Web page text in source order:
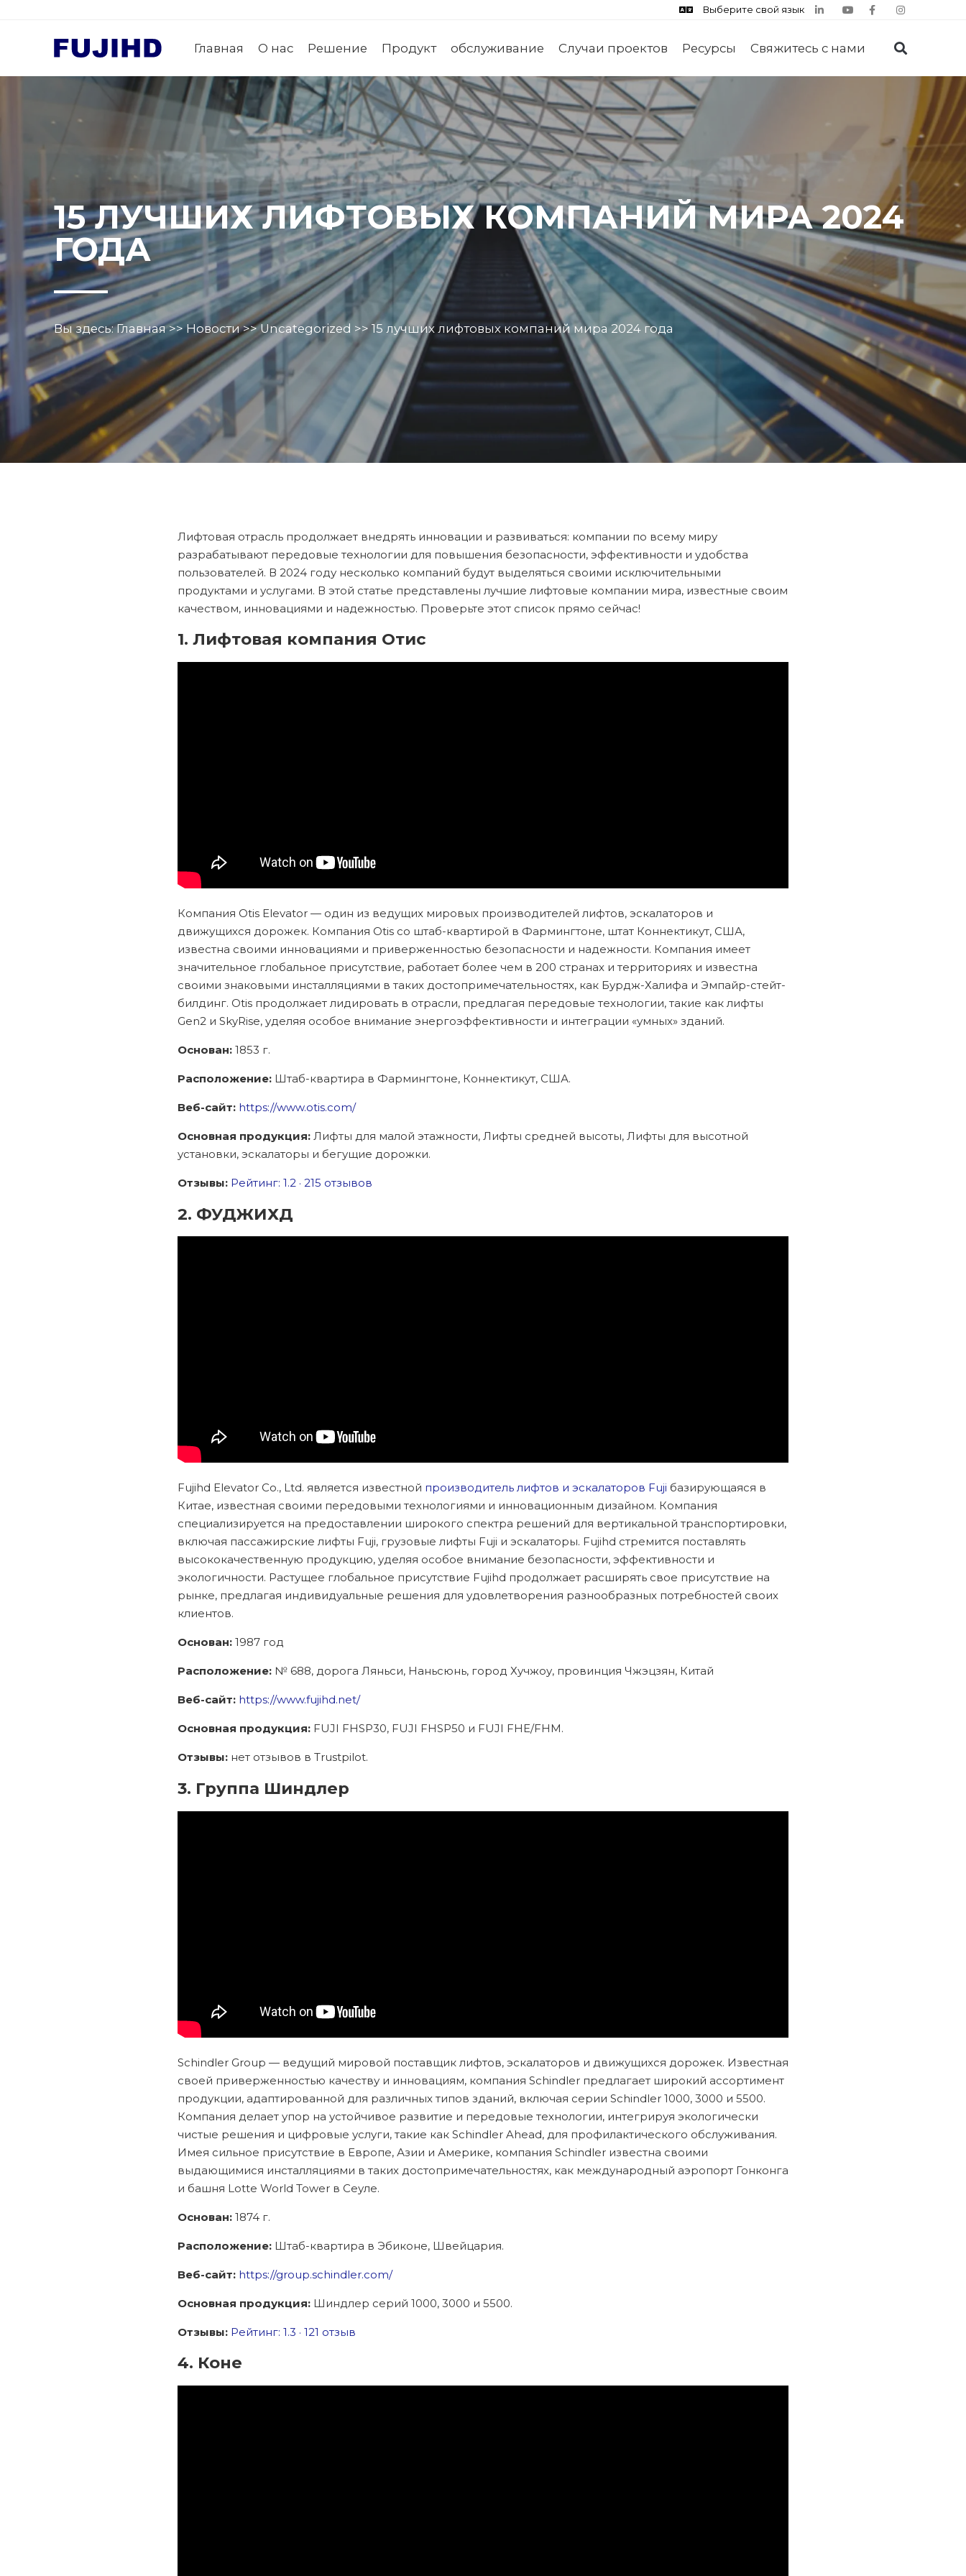
Выберите свой язык
Главная О нас Решение Продукт обслуживание Случаи проектов Ресурсы Свяжитесь с нами
15 ЛУЧШИХ ЛИФТОВЫХ КОМПАНИЙ МИРА 2024
ГОДА
Вы здесь:Главная>>Новости>>Uncategorized >> 15 лучших лифтовых компаний мира 2024 года
Лифтовая отрасль продолжает внедрять инновации и развиваться: компании по всему миру
разрабатывают передовые технологии для повышения безопасности, эффективности и удобства
пользователей. В 2024 году несколько компаний будут выделяться своими исключительными
продуктами и услугами. В этой статье представлены лучшие лифтовые компании мира, известные своим
качеством, инновациями и надежностью. Проверьте этот список прямо сейчас!
1. Лифтовая компания Отис
Компания Otis Elevator — один из ведущих мировых производителей лифтов, эскалаторов и
движущихся дорожек. Компания Otis со штаб-квартирой в Фармингтоне, штат Коннектикут, США,
известна своими инновациями и приверженностью безопасности и надежности. Компания имеет
значительное глобальное присутствие, работает более чем в 200 странах и территориях и известна
своими знаковыми инсталляциями в таких достопримечательностях, как Бурдж-Халифа и Эмпайр-стейт-
билдинг. Otis продолжает лидировать в отрасли, предлагая передовые технологии, такие как лифты
Gen2 и SkyRise, уделяя особое внимание энергоэффективности и интеграции «умных» зданий.
Основан: 1853 г.
Расположение: Штаб-квартира в Фармингтоне, Коннектикут, США.
Веб-сайт: https://www.otis.com/
Основная продукция: Лифты для малой этажности, Лифты средней высоты, Лифты для высотной
установки, эскалаторы и бегущие дорожки.
Отзывы: Рейтинг: 1.2 · ‎215 отзывов
2. ФУДЖИХД
Fujihd Elevator Co., Ltd. является известной производитель лифтов и эскалаторов Fuji базирующаяся в
Китае, известная своими передовыми технологиями и инновационным дизайном. Компания
специализируется на предоставлении широкого спектра решений для вертикальной транспортировки,
включая пассажирские лифты Fuji, грузовые лифты Fuji и эскалаторы. Fujihd стремится поставлять
высококачественную продукцию, уделяя особое внимание безопасности, эффективности и
экологичности. Растущее глобальное присутствие Fujihd продолжает расширять свое присутствие на
рынке, предлагая индивидуальные решения для удовлетворения разнообразных потребностей своих
клиентов.
Основан: 1987 год
Расположение: № 688, дорога Ляньси, Наньсюнь, город Хучжоу, провинция Чжэцзян, Китай
Веб-сайт: https://www.fujihd.net/
Основная продукция: FUJI FHSP30, FUJI FHSP50 и FUJI FHE/FHM.
Отзывы: нет отзывов в Trustpilot.
3. Группа Шиндлер
Schindler Group — ведущий мировой поставщик лифтов, эскалаторов и движущихся дорожек. Известная
своей приверженностью качеству и инновациям, компания Schindler предлагает широкий ассортимент
продукции, адаптированной для различных типов зданий, включая серии Schindler 1000, 3000 и 5500.
Компания делает упор на устойчивое развитие и передовые технологии, интегрируя экологически
чистые решения и цифровые услуги, такие как Schindler Ahead, для профилактического обслуживания.
Имея сильное присутствие в Европе, Азии и Америке, компания Schindler известна своими
выдающимися инсталляциями в таких достопримечательностях, как международный аэропорт Гонконга
и башня Lotte World Tower в Сеуле.
Основан: 1874 г.
Расположение: Штаб-квартира в Эбиконе, Швейцария.
Веб-сайт: https://group.schindler.com/
Основная продукция: Шиндлер серий 1000, 3000 и 5500.
Отзывы: Рейтинг: 1.3 · ‎121 отзыв
4. Коне